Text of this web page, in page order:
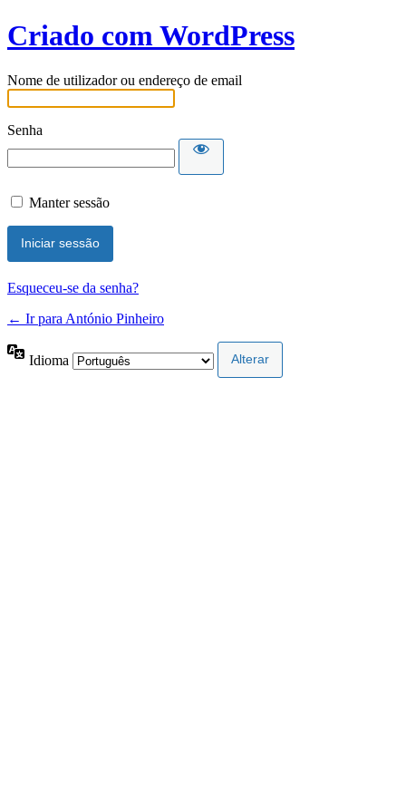
Criado com WordPress
Nome de utilizador ou endereço de email
Senha
Manter sessão
Esqueceu-se da senha?
← Ir para António Pinheiro
Idioma